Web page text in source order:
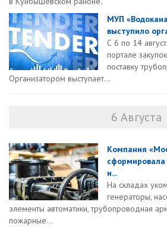
МУП
выступило
С 6 по 14
портале
поставку
Организатором выступает...
6 Августа
Компания
и...
На складах
генераторы,
элементы автоматики, трубопроводная
пожарные...